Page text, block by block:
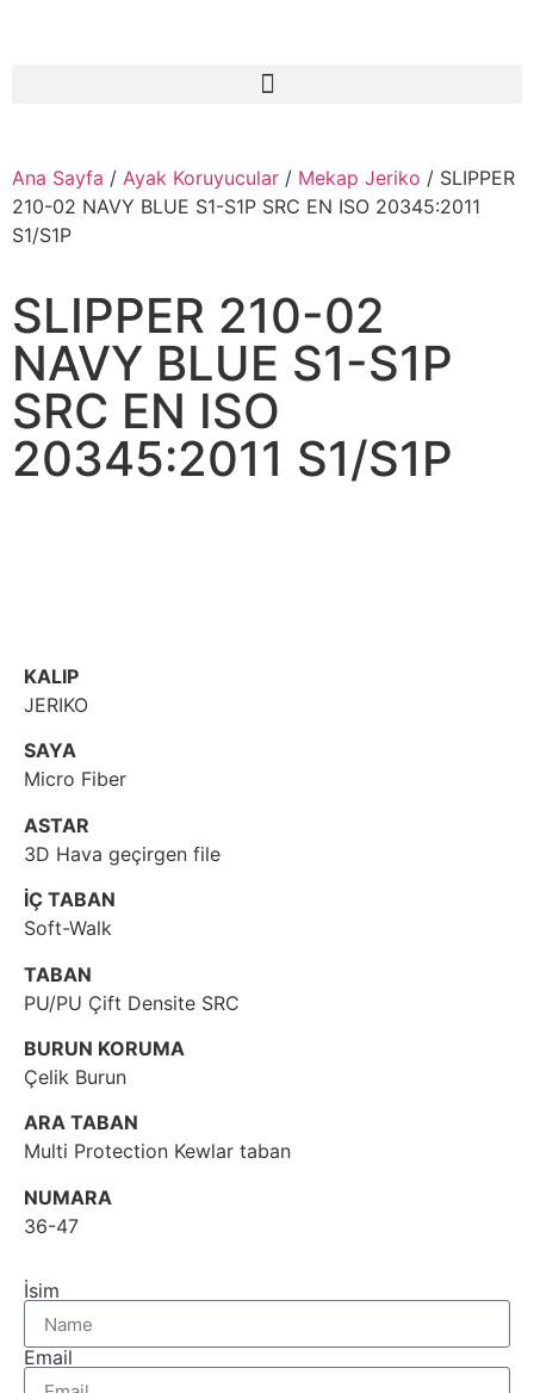
Ana Sayfa / Ayak Koruyucular / Mekap Jeriko / SLIPPER
210-02 NAVY BLUE S1-S1P SRC EN ISO 20345:2011
S1/S1P
SLIPPER 210-02
NAVY BLUE S1-S1P
SRC EN ISO
20345:2011 S1/S1P
KALIP
JERIKO
SAYA
Micro Fiber
ASTAR
3D Hava geçirgen file
İÇ TABAN
Soft-Walk
TABAN
PU/PU Çift Densite SRC
BURUN KORUMA
Çelik Burun
ARA TABAN
Multi Protection Kewlar taban
NUMARA
36-47
İsim
Email